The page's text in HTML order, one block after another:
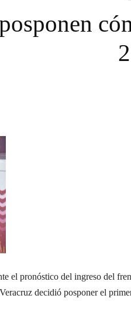
el pronóstico del ingreso del
decidió posponer el